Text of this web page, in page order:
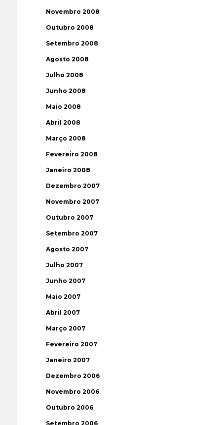
Novembro 2008
Outubro 2008
Setembro 2008
Agosto 2008
Julho 2008
Junho 2008
Maio 2008
Abril 2008
Março 2008
Fevereiro 2008
Janeiro 2008
Dezembro 2007
Novembro 2007
Outubro 2007
Setembro 2007
Agosto 2007
Julho 2007
Junho 2007
Maio 2007
Abril 2007
Março 2007
Fevereiro 2007
Janeiro 2007
Dezembro 2006
Novembro 2006
Outubro 2006
Setembro 2006